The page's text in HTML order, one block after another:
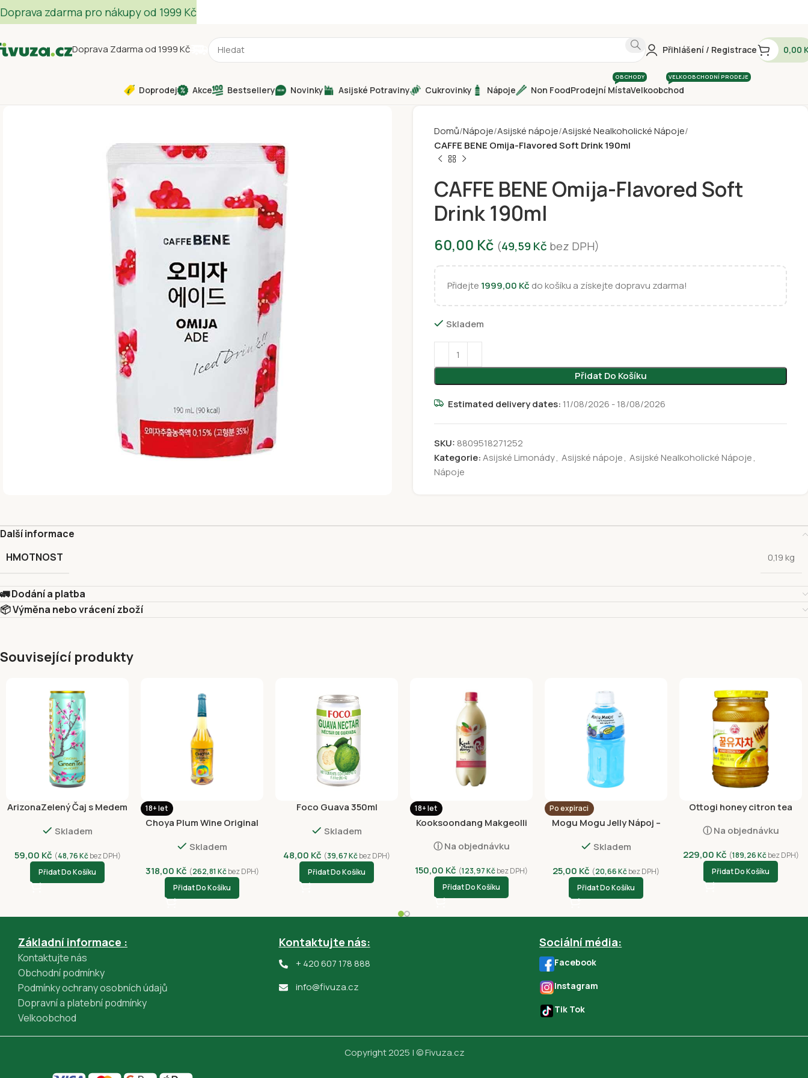
Doprava Zdarma od 1999 Kč Přihlášení / Registrace 0,00
Doprodej Akce Bestsellery Novinky Asijské Potraviny Cukrovinky Nápoje Non FoodProdejní Místa
OBCHODY
Velkoobchod
VELKOOBCHODNÍ PRODEJE
Domů Nápoje Asijské nápoje Asijské Nealkoholické Nápoje
CAFFE BENE Omija-Flavored Soft Drink 190ml
CAFFE BENE Omija-Flavored Soft
Drink 190ml
60,00 Kč (49,59 Kč bez DPH)
Přidejte 1999,00 Kč do košíku a získejte dopravu zdarma!
Skladem
Přidat Do Košíku
Estimated delivery dates: 11/08/2026 - 18/08/2026
SKU: 8809518271252
Kategorie:Asijské Limonády, Asijské nápoje, Asijské Nealkoholické Nápoje,
Nápoje
Další informace
HMOTNOST
0,19 kg
🚛 Dodání a platba
📦 Výměna nebo vrácení zboží
Související produkty
ArizonaZelený Čaj s Medem
Skladem
59,00 Kč (48,76Kčbez DPH)
Přidat Do Košíku
18+ let
Choya Plum Wine Original
Skladem
318,00 Kč (262,81 Kčbez DPH)
Přidat Do Košíku
Foco Guava 350ml
Skladem
48,00 Kč (39,67Kčbez DPH)
Přidat Do Košíku
18+ let
Kooksoondang Makgeolli
ⓘ Na objednávku
150,00 Kč (123,97Kčbez DPH)
Přidat Do Košíku
Po expiraci
Mogu Mogu Jelly Nápoj –
Skladem
25,00 Kč (20,66Kčbez DPH)
Přidat Do Košíku
Ottogi honey citron tea
ⓘ Na objednávku
229,00 Kč (189,26Kčbez DPH)
Přidat Do Košíku
Základní informace :
Kontaktujte nás
Obchodní podmínky
Podmínky ochrany osobních údajů
Dopravní a platební podmínky
Velkoobchod
Kontaktujte nás:
+ 420 607 178 888
info@fivuza.cz
Sociální média:
Facebook
Instagram
Tik Tok
Copyright 2025 | © Fivuza.cz
Doprava zdarma pro nákupy od 1999 Kč